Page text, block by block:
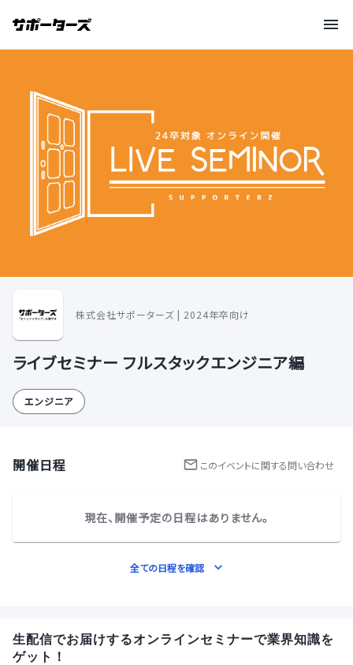
株式会社サポーターズ | 2024年卒向け
ライブセミナー フルスタックエンジニア編
エンジニア
開催日程 このイベントに関する問い合わせ
現在、開催予定の日程はありません。
全ての日程を確認
生配信でお届けするオンラインセミナーで業界知識を
ゲット！